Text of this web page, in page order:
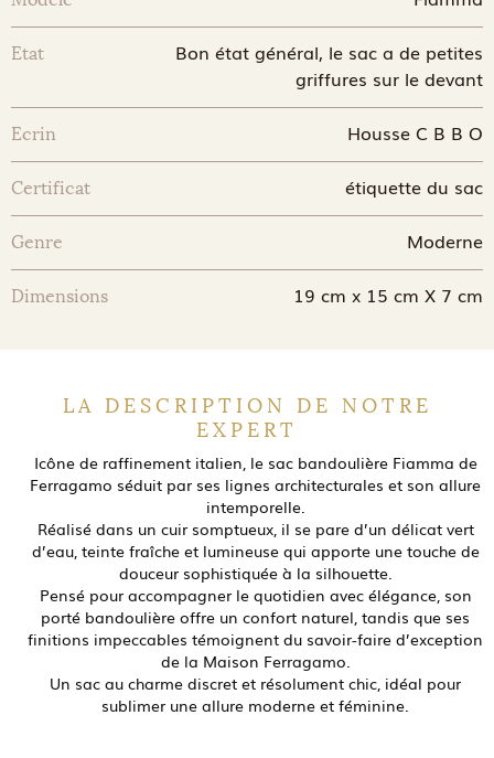
Etat
Bon état général, le sac a de petites
griffures sur le devant
Ecrin Housse C B B O
Certificat étiquette du sac
Genre Moderne
Dimensions 19 cm x 15 cm X 7 cm
LA DESCRIPTION DE NOTRE
EXPERT
Icône de raffinement italien, le sac bandoulière Fiamma de
Ferragamo séduit par ses lignes architecturales et son allure
intemporelle.
Réalisé dans un cuir somptueux, il se pare d’un délicat vert
d’eau, teinte fraîche et lumineuse qui apporte une touche de
douceur sophistiquée à la silhouette.
Pensé pour accompagner le quotidien avec élégance, son
porté bandoulière offre un confort naturel, tandis que ses
finitions impeccables témoignent du savoir-faire d’exception
de la Maison Ferragamo.
Un sac au charme discret et résolument chic, idéal pour
sublimer une allure moderne et féminine.